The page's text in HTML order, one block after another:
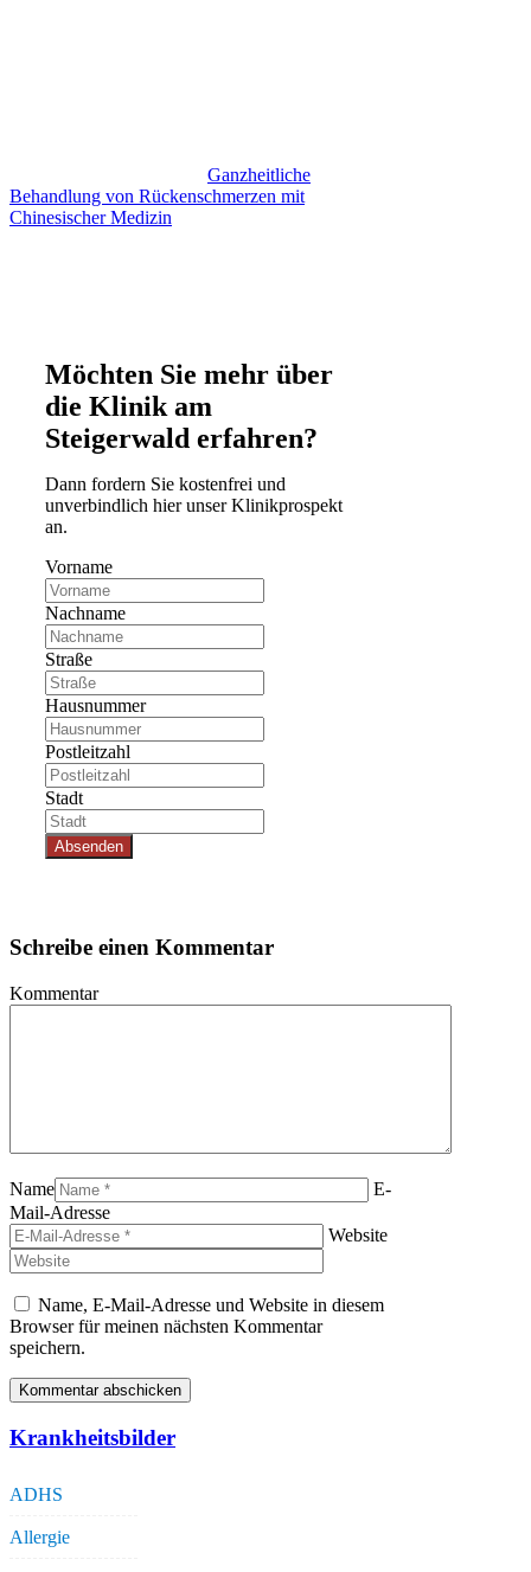
Ganzheitliche
Behandlung von Rückenschmerzen mit
Chinesischer Medizin
Möchten Sie mehr über
die Klinik am
Steigerwald erfahren?
Dann fordern Sie kostenfrei und
unverbindlich hier unser Klinikprospekt
an.
Vorname
Nachname
Straße
Hausnummer
Postleitzahl
Stadt
Absenden
Schreibe einen Kommentar
Kommentar
Name
E-
Mail-Adresse
Website
Name, E-Mail-Adresse und Website in diesem
Browser für meinen nächsten Kommentar
speichern.
Krankheitsbilder
ADHS
Allergie